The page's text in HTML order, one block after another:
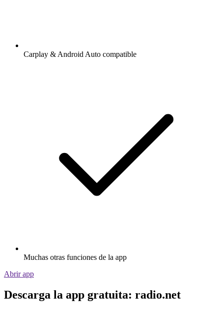
Carplay & Android Auto compatible
Muchas otras funciones de la app
Abrir app
Descarga la app gratuita: radio.net